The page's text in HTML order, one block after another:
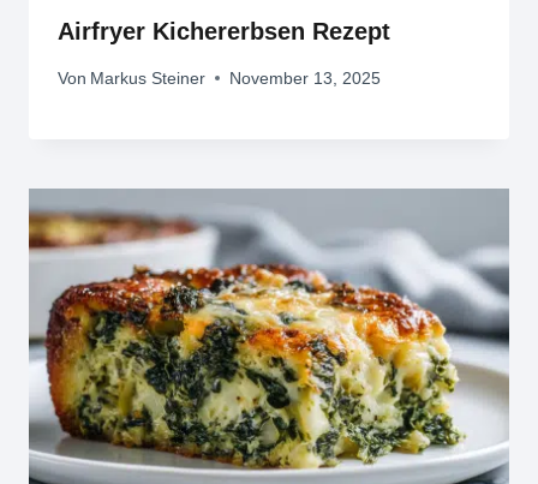
Airfryer Kichererbsen Rezept
Von Markus Steiner November 13, 2025